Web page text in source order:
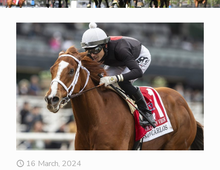
16 March, 2024